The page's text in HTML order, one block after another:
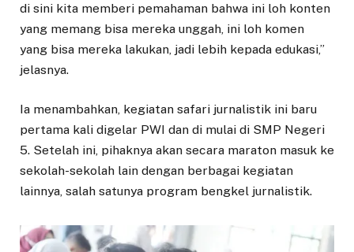
di sini kita memberi pemahaman bahwa ini loh konten
yang memang bisa mereka unggah, ini loh komen
yang bisa mereka lakukan, jadi lebih kepada edukasi,”
jelasnya.
Ia menambahkan, kegiatan safari jurnalistik ini baru
pertama kali digelar PWI dan di mulai di SMP Negeri
5. Setelah ini, pihaknya akan secara maraton masuk ke
sekolah-sekolah lain dengan berbagai kegiatan
lainnya, salah satunya program bengkel jurnalistik.